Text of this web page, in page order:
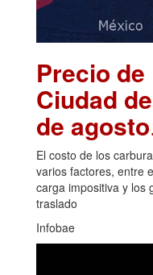
Precio
Ciudad
de agosto
El costo de los
varios factores, entre
carga impositiva y los
traslado
Infobae